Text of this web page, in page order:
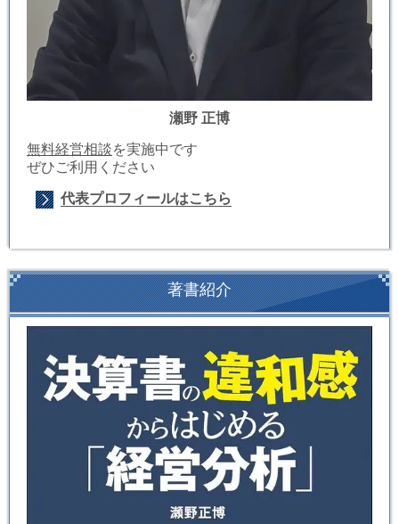
瀬野 正博
無料経営相談を実施中です
ぜひご利用ください
代表プロフィールはこちら
著書紹介